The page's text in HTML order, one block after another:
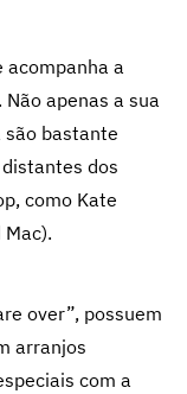
acompanha a
apenas a sua
são bastante
dos
como Kate
over”, possuem
arranjos
com a